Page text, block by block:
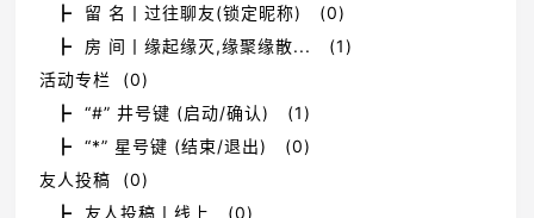
┣ 留 名丨过往聊友(锁定昵称) (0)
┣ 房 间丨缘起缘灭,缘聚缘散... (1)
活动专栏 (0)
┣ “#” 井号键 (启动/确认) (1)
┣ “*” 星号键 (结束/退出) (0)
友人投稿 (0)
┣ 友人投稿丨线上 (0)